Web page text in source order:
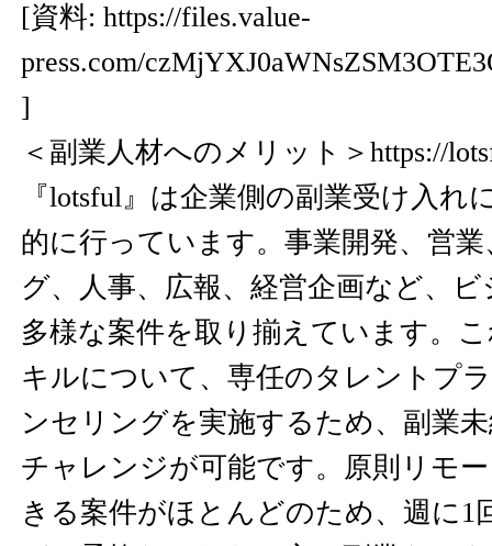
[資料: https://files.value-
press.com/
]
＜副業人材へのメリット＞ https://
『lotsful』は企業側の副業受け入れ
的に行っています。事業開発、営
グ、人事、広報、経営企画など、
多様な案件を取り揃えています。
キルについて、専任のタレントプ
ンセリングを実施するため、副業
チャレンジが可能です。原則リモ
きる案件がほとんどのため、週に1